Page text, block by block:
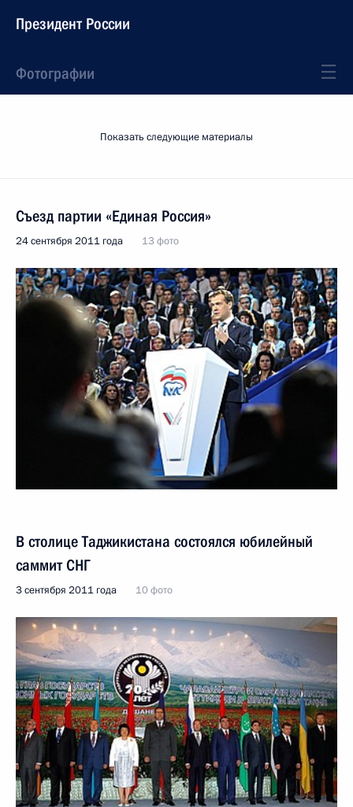
Президент России
Фотографии
Показать следующие материалы
Съезд партии «Единая Россия»
24 сентября 2011 года 13 фото
В столице Таджикистана состоялся юбилейный
саммит СНГ
3 сентября 2011 года 10 фото